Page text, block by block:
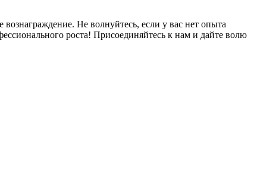
Не волнуйтесь, если у вас нет опыта
роста! Присоединяйтесь к нам и дайте волю